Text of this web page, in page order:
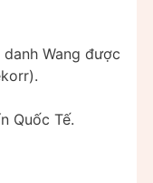
Wang được
Quốc Tế.